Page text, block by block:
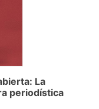
La
periodística